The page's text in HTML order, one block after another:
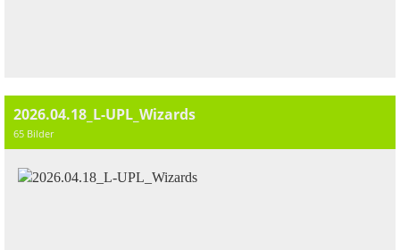
2026.04.18_L-UPL_Wizards
65 Bilder